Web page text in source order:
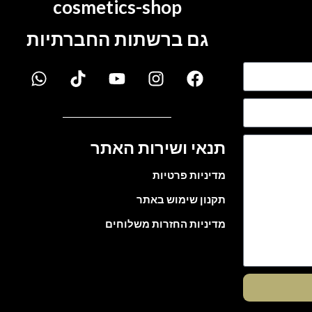
cosmetics-shop
גם ברשתות החברתיות
תנאי ושירות האתר
מדיניות פרטיות
תקנון שימוש באתר
מדיניות החזרות משלוחים